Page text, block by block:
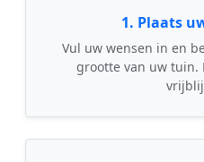
1. Plaats
Vul uw wensen in en
grootte van uw tuin.